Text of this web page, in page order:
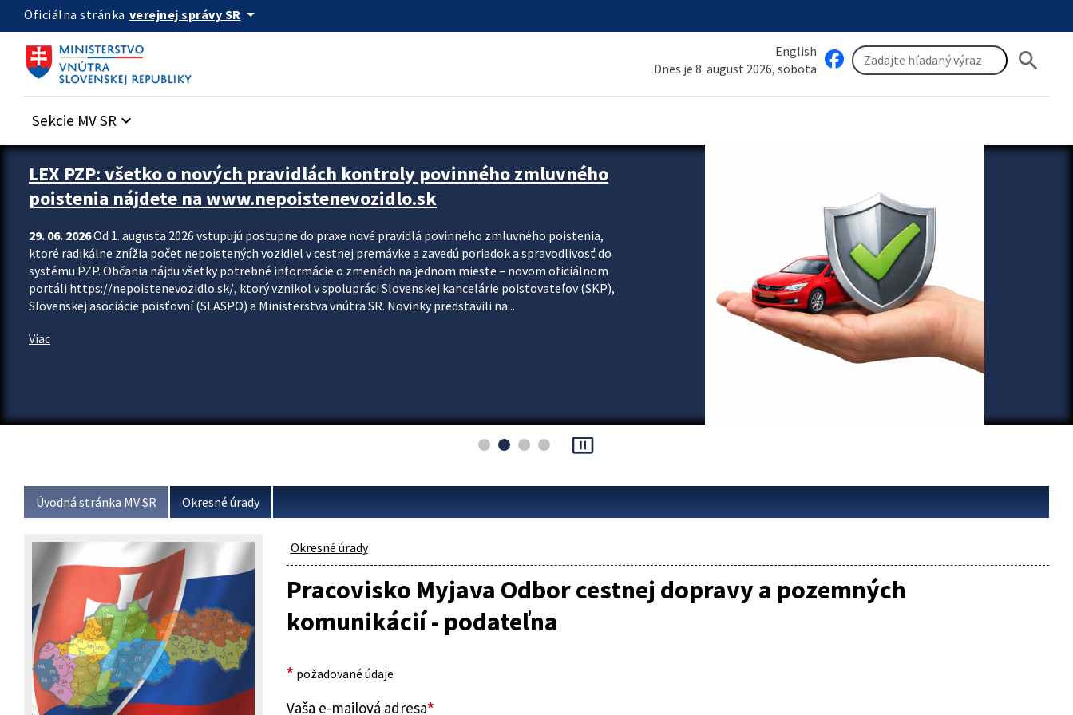
Preskocit na hlavný obsah
Oficiálna stránka verejnej správy SR arrow_drop_down
English
Dnes je 8. august 2026, sobota
search
Sekcie MV SR keyboard_arrow_down
Zastavit automatický posun upútavok
LEX PZP: všetko o nových pravidlách kontroly povinného zmluvného
poistenia nájdete na www.nepoistenevozidlo.sk
29. 06. 2026Od 1. augusta 2026 vstupujú postupne do praxe nové pravidlá povinného zmluvného poistenia,
ktoré radikálne znížia počet nepoistených vozidiel v cestnej premávke a zavedú poriadok a spravodlivosť do
systému PZP. Občania nájdu všetky potrebné informácie o zmenách na jednom mieste – novom oficiálnom
portáli https://nepoistenevozidlo.sk/, ktorý vznikol v spolupráci Slovenskej kancelárie poisťovateľov (SKP),
Slovenskej asociácie poisťovní (SLASPO) a Ministerstva vnútra SR. Novinky predstavili na...
Viac
pause_presentation
Úvodná stránka MV SR Okresné úrady
Okresné úrady
Pracovisko Myjava Odbor cestnej dopravy a pozemných
komunikácií - podateľna
* požadované údaje
Vaša e-mailová adresa*